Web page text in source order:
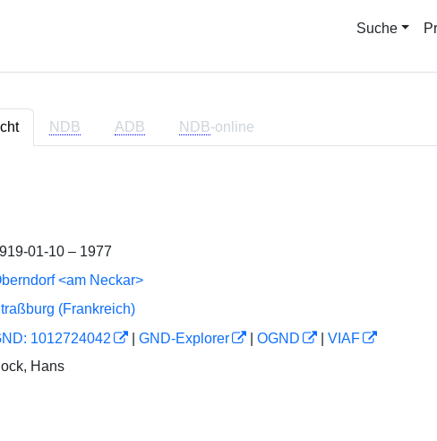
Suche
NDB ADB NDB-online
01-10 – 1977
<am Neckar>
(Frankreich)
1012724042 GND-Explorer OGND
VIAF
Hans